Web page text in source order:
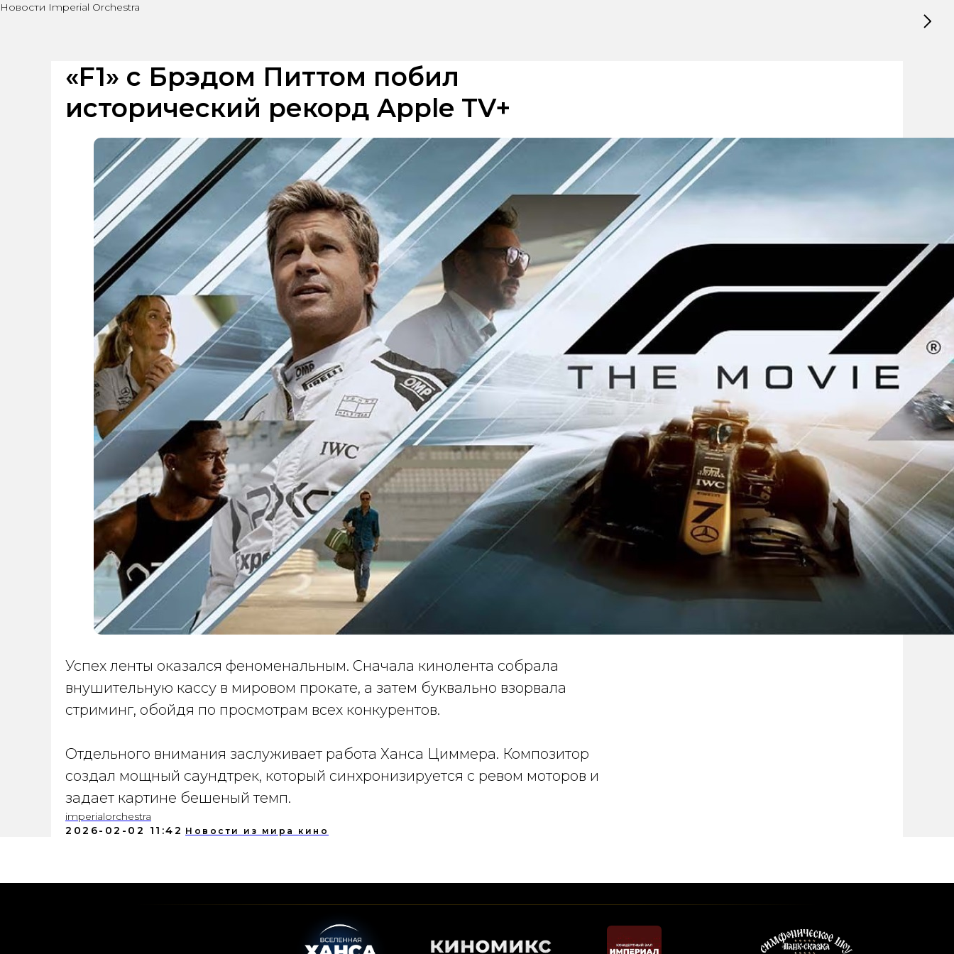
Новости Imperial Orchestra
«F1» с Брэдом Питтом побил
исторический рекорд Apple TV+
Успех ленты оказался феноменальным. Сначала кинолента собрала
внушительную кассу в мировом прокате, а затем буквально взорвала
стриминг, обойдя по просмотрам всех конкурентов.
Отдельного внимания заслуживает работа Ханса Циммера. Композитор
создал мощный саундтрек, который синхронизируется с ревом моторов и
задает картине бешеный темп.
imperialorchestra
2026-02-02 11:42 Новости из мира кино